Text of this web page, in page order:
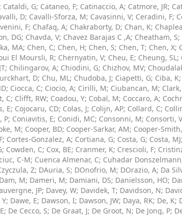
; Cataldi, G; Cataneo, F; Catinaccio, A; Catmore, JR;
D; Cavalli-Sforza, M; Cavasinni, V; Ceradini, F;
F; Chafaq, A; Chakraborty, D; Chan, K;
DG; Chavda, V; Chavez Barajas C ,A; Cheatham, S;
MA; Chen, C; Chen, H; Chen, S; Chen, T; Chen, X;
El Moursli, R; Chernyatin, V; Cheu, E; Cheung, SL;
; Chilingarov, A; Chiodini, G; Chizhov, MV;
D; Chu, ML; Chudoba, J; Ciapetti, G; Ciba, K;
; Ciocca, C; Ciocio, A; Cirilli, M; Ciubancan, M;
C; Clifft, RW; Coadou, Y; Cobal, M; Coccaro, A;
E; Cojocaru, CD; Colas, J; Colijn, AP; Collard, C;
P; Coniavitis, E; Conidi, MC; Consonni, M; Consorti, V
M; Cooper, BD; Cooper-Sarkar, AM; Cooper-
; Cortes-Gonzalez, A; Cortiana, G; Costa, G; Costa, MJ;
; Cowden, C; Cox, BE; Cranmer, K; Crescioli, F;
C-M; Cuenca Almenar, C; Cuhadar
Z; DAuria, S; DOnofrio, M; DOrazio, A; Da
Dam, M; Dameri, M; Damiani, DS; Danielsson, HO;
JP; Davey, W; Davidek, T; Davidson, N;
; Dawe, E; Dawson, I; Dawson, JW; Daya, RK; De, K;
; De Cecco, S; De Graat, J; De Groot, N; De Jong, P;